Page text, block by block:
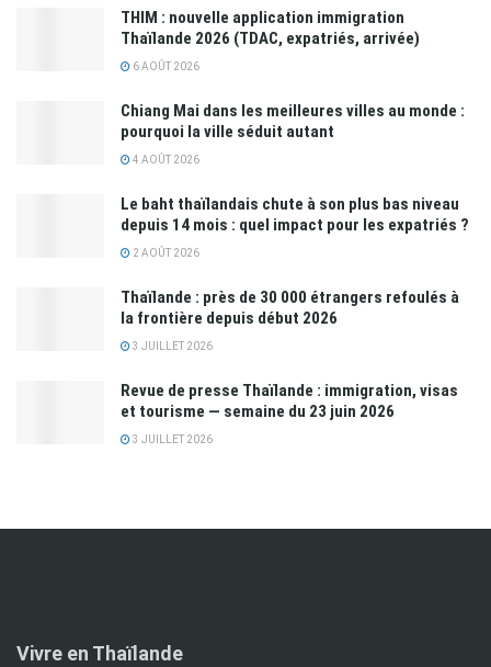
THIM : nouvelle application immigration
Thaïlande 2026 (TDAC, expatriés, arrivée)
6 AOÛT 2026
Chiang Mai dans les meilleures villes au monde :
pourquoi la ville séduit autant
4 AOÛT 2026
Le baht thaïlandais chute à son plus bas niveau
depuis 14 mois : quel impact pour les expatriés ?
2 AOÛT 2026
Thaïlande : près de 30 000 étrangers refoulés à
la frontière depuis début 2026
3 JUILLET 2026
Revue de presse Thaïlande : immigration, visas
et tourisme — semaine du 23 juin 2026
3 JUILLET 2026
Vivre en Thaïlande